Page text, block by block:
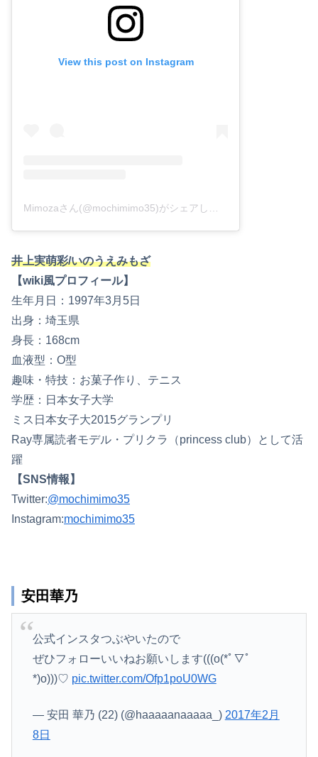
View this post on Instagram
井上実萌彩/いのうえみもざ
【wiki風プロフィール】
生年月日：1997年3月5日
出身：埼玉県
身長：168cm
血液型：O型
趣味・特技：お菓子作り、テニス
学歴：日本女子大学
ミス日本女子大2015グランプリ
Ray専属読者モデル・プリクラ（princess club）として活
躍
【SNS情報】
Twitter:@mochimimo35
Instagram:mochimimo35
安田華乃
公式インスタつぶやいたので
ぜひフォローいいねお願いします(((o(*ﾟ▽ﾟ
*)o)))♡ pic.twitter.com/Ofp1poU0WG
— 安田 華乃 (22) (@haaaaanaaaaa_) 2017年2月
8日